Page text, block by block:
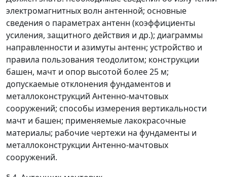
электромагнитных волн антенной; основные
сведения о параметрах антенн (коэффициенты
усиления, защитного действия и др.); диаграммы
направленности и азимуты антенн; устройство и
правила пользования теодолитом; конструкции
башен, мачт и опор высотой более 25 м;
допускаемые отклонения фундаментов и
металлоконструкций Антенно-мачтовых
сооружений; способы измерения вертикальности
мачт и башен; применяемые лакокрасочные
материалы; рабочие чертежи на фундаменты и
металлоконструкции Антенно-мачтовых
сооружений.